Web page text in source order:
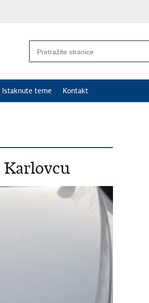
Istaknute teme Kontakt